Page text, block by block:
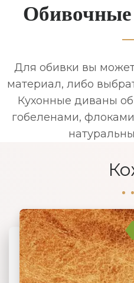
Для обивки вы
материал, либо
Кухонные диваны
гобеленами,
04 ЗАМША
03 ИСКУССТВЕННАЯ